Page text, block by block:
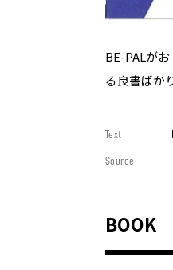
BE-PALが
る良書ばか
Text
Source
BOOK